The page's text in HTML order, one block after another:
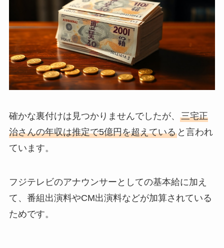
確かな裏付けは見つかりませんでしたが、 三宅正
治さんの年収は推定で5億円を超えていると言われ
ています。
フジテレビのアナウンサーとしての基本給に加え
て、番組出演料やCM出演料などが加算されている
ためです。